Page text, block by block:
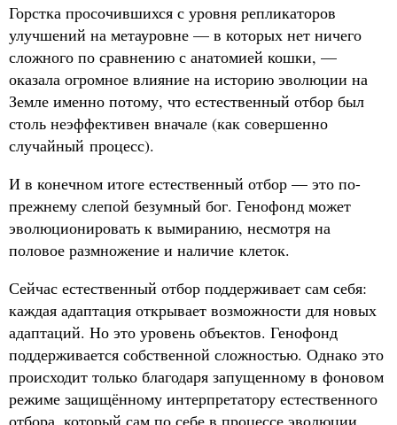
Горстка просочившихся с уровня репликаторов
улучшений на метауровне — в которых нет ничего
сложного по сравнению с анатомией кошки, —
оказала огромное влияние на историю эволюции на
Земле именно потому, что естественный отбор был
столь неэффективен вначале (как совершенно
случайный процесс).
И в конечном итоге естественный отбор — это по-
прежнему слепой безумный бог. Генофонд может
эволюционировать к вымиранию, несмотря на
половое размножение и наличие клеток.
Сейчас естественный отбор поддерживает сам себя:
каждая адаптация открывает возможности для новых
адаптаций. Но это уровень объектов. Генофонд
поддерживается собственной сложностью. Однако это
происходит только благодаря запущенному в фоновом
режиме защищённому интерпретатору естественного
отбора, который сам по себе в процессе эволюции